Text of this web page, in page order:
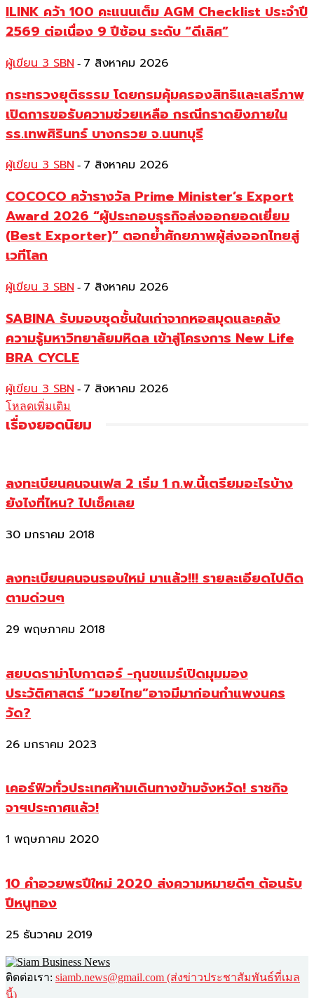
ILINK คว้า 100 คะแนนเต็ม AGM Checklist ประจำปี
2569 ต่อเนื่อง 9 ปีซ้อน ระดับ “ดีเลิศ”
ผู้เขียน 3 SBN - 7 สิงหาคม 2026
กระทรวงยุติธรรม โดยกรมคุ้มครองสิทธิและเสรีภาพ
เปิดการขอรับความช่วยเหลือ กรณีกราดยิงภายใน
รร.เทพศิรินทร์ บางกรวย จ.นนทบุรี
ผู้เขียน 3 SBN - 7 สิงหาคม 2026
COCOCO คว้ารางวัล Prime Minister’s Export
Award 2026 “ผู้ประกอบธุรกิจส่งออกยอดเยี่ยม
(Best Exporter)” ตอกย้ำศักยภาพผู้ส่งออกไทยสู่
เวทีโลก
ผู้เขียน 3 SBN - 7 สิงหาคม 2026
SABINA รับมอบชุดชั้นในเก่าจากหอสมุดและคลัง
ความรู้มหาวิทยาลัยมหิดล เข้าสู่โครงการ New Life
BRA CYCLE
ผู้เขียน 3 SBN - 7 สิงหาคม 2026
โหลดเพิ่มเติม
เรื่องยอดนิยม
ลงทะเบียนคนจนเฟส 2 เริ่ม 1 ก.พ.นี้เตรียมอะไรบ้าง
ยังไงที่ไหน? ไปเช็คเลย
30 มกราคม 2018
ลงทะเบียนคนจนรอบใหม่ มาแล้ว!!! รายละเอียดไปติด
ตามด่วนๆ
29 พฤษภาคม 2018
สยบดราม่าโบกาตอร์ -กุนขแมร์เปิดมุมมอง
ประวัติศาสตร์ “มวยไทย”อาจมีมาก่อนกำแพงนคร
วัด?
26 มกราคม 2023
เคอร์ฟิวทั่วประเทศห้ามเดินทางข้ามจังหวัด! ราชกิจ
จาฯประกาศแล้ว!
1 พฤษภาคม 2020
10 คำอวยพรปีใหม่ 2020 ส่งความหมายดีๆ ต้อนรับ
ปีหนูทอง
25 ธันวาคม 2019
ติดต่อเรา: siamb.news@gmail.com (ส่งข่าวประชาสัมพันธ์ที่เมล
นี้)